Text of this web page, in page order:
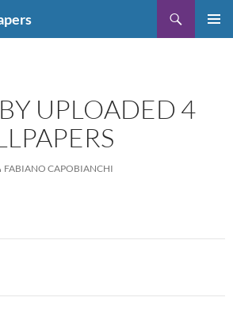
UPLOADED 4
FABIANO CAPOBIANCHI